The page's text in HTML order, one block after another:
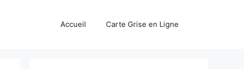
Accueil Carte Grise en Ligne